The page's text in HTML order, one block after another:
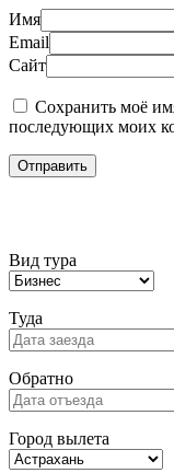
Имя
Email
Сайт
Сохранить моё
последующих моих
Вид тура
Туда
Обратно
Город вылета